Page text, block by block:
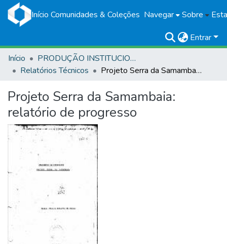
Início Comunidades & Coleções Navegar Sobre
Entrar
Início
PRODUÇÃO INSTITUCIONAL
Relatórios Técnicos
Projeto Serra da Samambaia: relatório de progresso
Projeto Serra da Samambaia:
relatório de progresso